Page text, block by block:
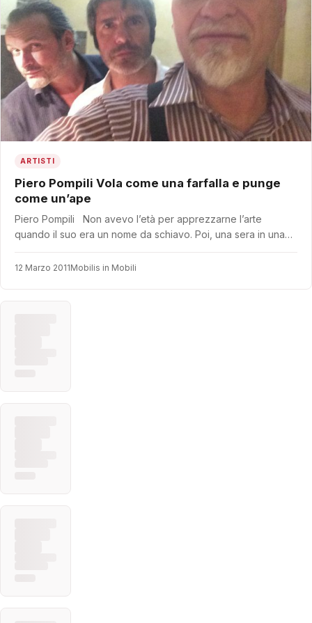
ARTISTI
Piero Pompili Vola come una farfalla e punge
come un’ape
Piero Pompili Non avevo l’età per apprezzarne l’arte
quando il suo era un nome da schiavo. Poi, una sera in una…
12 Marzo 2011Mobilis in Mobili